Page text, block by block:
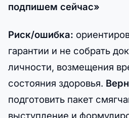
подпишем сейчас»
Риск/ошибка:
гарантии и не собрать
личности, возмещения
состояния здоровья.
подготовить пакет
выступление и